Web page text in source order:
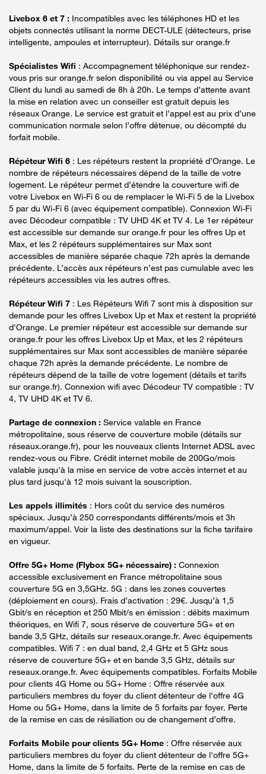
Livebox 6 et 7 : Incompatibles avec les téléphones HD et les
objets connectés utilisant la norme DECT-ULE (détecteurs, prise
intelligente, ampoules et interrupteur). Détails sur orange.fr
Spécialistes Wifi : Accompagnement téléphonique sur rendez-
vous pris sur orange.fr selon disponibilité ou via appel au Service
Client du lundi au samedi de 8h à 20h. Le temps d’attente avant
la mise en relation avec un conseiller est gratuit depuis les
réseaux Orange. Le service est gratuit et l’appel est au prix d’une
communication normale selon l’offre détenue, ou décompté du
forfait mobile.
Répéteur Wifi 6 : Les répéteurs restent la propriété d’Orange. Le
nombre de répéteurs nécessaires dépend de la taille de votre
logement. Le répéteur permet d’étendre la couverture wifi de
votre Livebox en Wi-Fi 6 ou de remplacer le Wi-Fi 5 de la Livebox
5 par du Wi-Fi 6 (avec équipement compatible). Connexion Wi-Fi
avec Décodeur compatible : TV UHD 4K et TV 4. Le 1er répéteur
est accessible sur demande sur orange.fr pour les offres Up et
Max, et les 2 répéteurs supplémentaires sur Max sont
accessibles de manière séparée chaque 72h après la demande
précédente. L’accès aux répéteurs n’est pas cumulable avec les
répéteurs accessibles via les autres offres.
Répéteur Wifi 7 : Les Répéteurs Wifi 7 sont mis à disposition sur
demande pour les offres Livebox Up et Max et restent la propriété
d'Orange. Le premier répéteur est accessible sur demande sur
orange.fr pour les offres Livebox Up et Max, et les 2 répéteurs
supplémentaires sur Max sont accessibles de manière séparée
chaque 72h après la demande précédente. Le nombre de
répéteurs dépend de la taille de votre logement (détails et tarifs
sur orange.fr). Connexion wifi avec Décodeur TV compatible : TV
4, TV UHD 4K et TV 6.
Partage de connexion : Service valable en France
métropolitaine, sous réserve de couverture mobile (détails sur
réseaux.orange.fr), pour les nouveaux clients Internet ADSL avec
rendez-vous ou Fibre. Crédit internet mobile de 200Go/mois
valable jusqu'à la mise en service de votre accès internet et au
plus tard jusqu'à 12 mois suivant la souscription.
Les appels illimités : Hors coût du service des numéros
spéciaux. Jusqu’à 250 correspondants différents/mois et 3h
maximum/appel. Voir la liste des destinations sur la fiche tarifaire
en vigueur.
Offre 5G+ Home (Flybox 5G+ nécessaire) : Connexion
accessible exclusivement en France métropolitaine sous
couverture 5G en 3,5GHz. 5G : dans les zones couvertes
(déploiement en cours). Frais d’activation : 29€. Jusqu’à 1,5
Gbit/s en réception et 250 Mbit/s en émission : débits maximum
théoriques, en Wifi 7, sous réserve de couverture 5G+ et en
bande 3,5 GHz, détails sur reseaux.orange.fr. Avec équipements
compatibles. Wifi 7 : en dual band, 2,4 GHz et 5 GHz sous
réserve de couverture 5G+ et en bande 3,5 GHz, détails sur
reseaux.orange.fr. Avec équipements compatibles. Forfaits Mobile
pour clients 4G Home ou 5G+ Home : Offre réservée aux
particuliers membres du foyer du client détenteur de l'offre 4G
Home ou 5G+ Home, dans la limite de 5 forfaits par foyer. Perte
de la remise en cas de résiliation ou de changement d’offre.
Forfaits Mobile pour clients 5G+ Home : Offre réservée aux
particuliers membres du foyer du client détenteur de l'offre 5G+
Home, dans la limite de 5 forfaits. Perte de la remise en cas de